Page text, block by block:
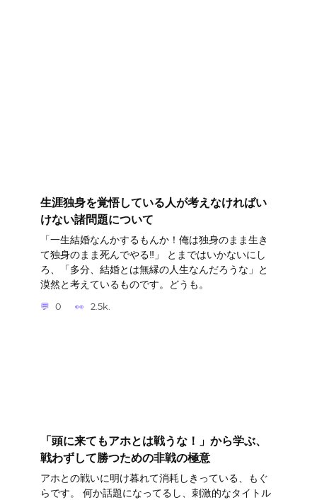
生涯独身を覚悟している人が考えなければい
けない諸問題について
「一生結婚なんかするもんか！俺は独身のまま生き
て独身のまま死んでやる‼」 とまではいかないにし
ろ、「多分、結婚とは無縁の人生なんだろうな」と
漠然と考えているものです。どうも。
0 2.5k.
「頭に来てもアホとは戦うな！」から学ぶ、
戦わずして勝つための非戦の極意
アホとの戦いに明け暮れて消耗しきっている、もぐ
らです。 何か話題になってるし、刺激的なタイトル